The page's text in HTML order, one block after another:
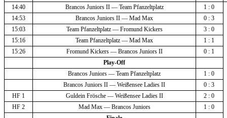
14:40
Brancos Juniors II — Team Pfanzeltplatz
1 : 0
14:53
Brancos Juniors II — Mad Max
0 : 3
15:03
Team Pfanzeltplatz — Fromund Kickers
3 : 0
15:16
Team Pfanzeltplatz — Mad Max
1 : 1
15:26
Fromund Kickers — Brancos Juniors II
0 : 1
Play-Off
Brancos Juniors — Team Pfanzeltplatz
1 : 0
Brancos Juniors II — Weißensee Ladies II
0 : 3
HF 1
Guldein Frösche — Weißensee Ladies II
2 : 0
HF 2
Mad Max — Brancos Juniors
1 : 0